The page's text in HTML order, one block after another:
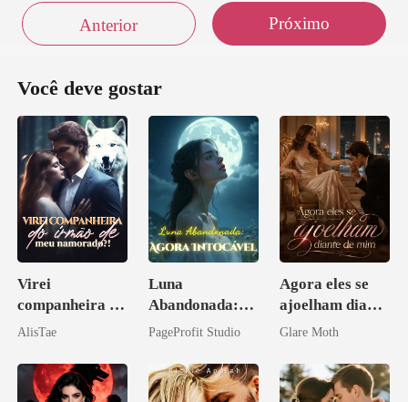
Anterior Próximo
Você deve gostar
Virei
companheira do
irmão de meu
AlisTae
Luna
Abandonada:
Agora Intocável
PageProfit Studio
Agora eles se
ajoelham diante
de mim
Glare Moth